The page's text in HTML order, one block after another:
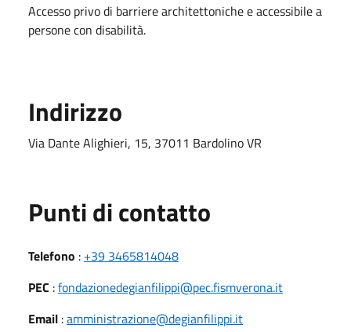
Accesso privo di barriere architettoniche e accessibile a
persone con disabilità.
Indirizzo
Via Dante Alighieri, 15, 37011 Bardolino VR
Punti di contatto
Telefono : +39 3465814048
PEC :fondazionedegianfilippi@pec.fismverona.it
Email :amministrazione@degianfilippi.it